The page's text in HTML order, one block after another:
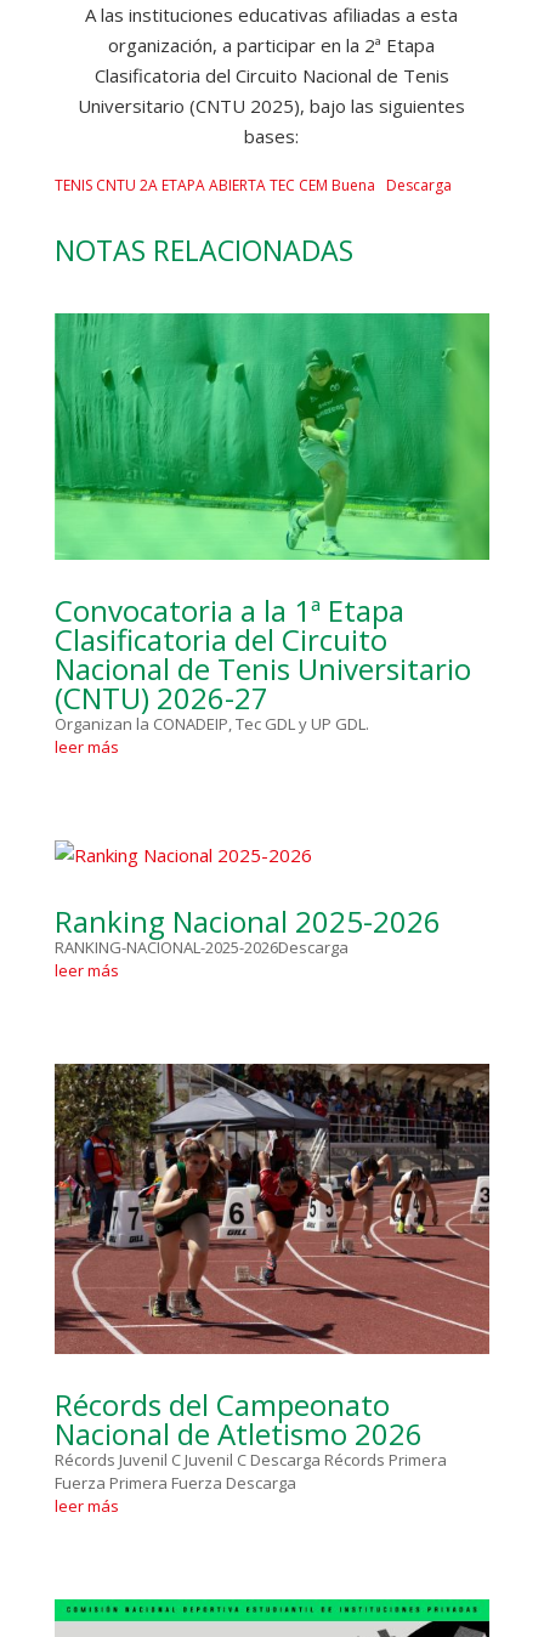
A las instituciones educativas afiliadas a esta
organización, a participar en la 2ª Etapa
Clasificatoria del Circuito Nacional de Tenis
Universitario (CNTU 2025), bajo las siguientes
bases:
TENIS CNTU 2A ETAPA ABIERTA TEC CEM Buena Descarga
NOTAS RELACIONADAS
Convocatoria a la 1ª Etapa
Clasificatoria del Circuito
Nacional de Tenis Universitario
(CNTU) 2026-27
Organizan la CONADEIP, Tec GDL y UP GDL.
leer más
Ranking Nacional 2025-2026
RANKING-NACIONAL-2025-2026Descarga
leer más
Récords del Campeonato
Nacional de Atletismo 2026
Récords Juvenil C Juvenil C Descarga Récords Primera
Fuerza Primera Fuerza Descarga
leer más